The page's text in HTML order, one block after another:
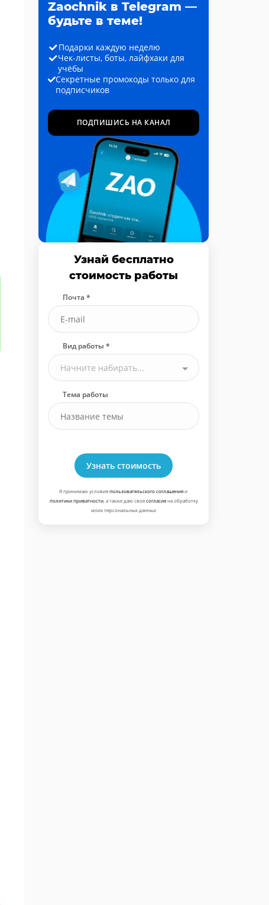
Zaochnik в Telegram —
будьте в теме!
Подарки каждую неделю
Чек-листы, боты, лайфхаки для
учёбы
Секретные промокоды только для
подписчиков
ПОДПИШИСЬ НА КАНАЛ
Узнай бесплатно
стоимость работы
Почта *
Вид работы *
Начните набирать...
Тема работы
Узнать стоимость
Я принимаю условияпользовательского соглашенияи
политики приватности, а также даю своесогласиена обработку
моих персональных данных